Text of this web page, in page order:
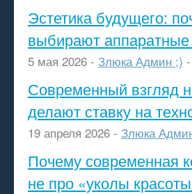
Эстетика будущего:
выбирают аппаратные
5 мая 2026 - Злюка Админ ;) -
Современный взгляд
делают ставку на
19 апреля 2026 - Злюка
Почему современная
не про «уколы